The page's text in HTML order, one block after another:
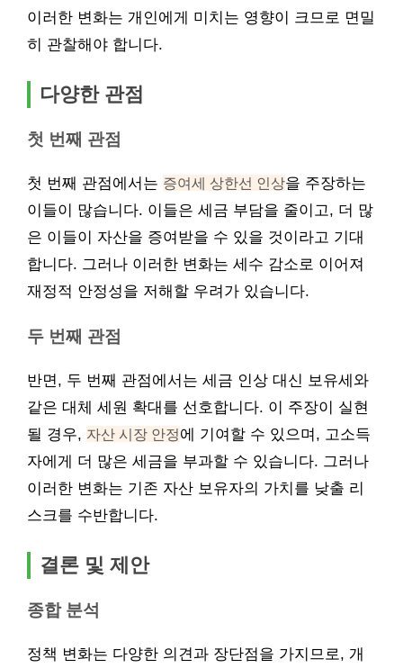
이러한 변화는 개인에게 미치는 영향이 크므로 면밀
히 관찰해야 합니다.
다양한 관점
첫 번째 관점
첫 번째 관점에서는 증여세 상한선 인상을 주장하는
이들이 많습니다. 이들은 세금 부담을 줄이고, 더 많
은 이들이 자산을 증여받을 수 있을 것이라고 기대
합니다. 그러나 이러한 변화는 세수 감소로 이어져
재정적 안정성을 저해할 우려가 있습니다.
두 번째 관점
반면, 두 번째 관점에서는 세금 인상 대신 보유세와
같은 대체 세원 확대를 선호합니다. 이 주장이 실현
될 경우, 자산 시장 안정에 기여할 수 있으며, 고소득
자에게 더 많은 세금을 부과할 수 있습니다. 그러나
이러한 변화는 기존 자산 보유자의 가치를 낮출 리
스크를 수반합니다.
결론 및 제안
종합 분석
정책 변화는 다양한 의견과 장단점을 가지므로, 개